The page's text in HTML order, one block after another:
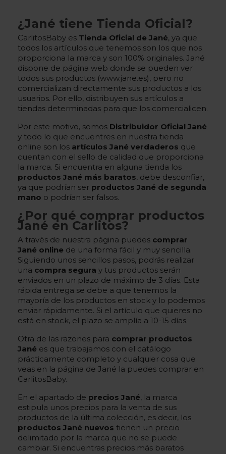
¿Jané tiene Tienda Oficial?
CarlitosBaby es Tienda Oficial de Jané, ya que
todos los artículos que tenemos son los que nos
proporciona la marca y son 100% originales. Jané
dispone de página web donde se pueden ver
todos sus productos (www.jane.es), pero no
comercializan directamente sus productos a los
usuarios. Por ello, distribuyen sus artículos a
tiendas determinadas para que los comercialicen.
Por este motivo, somos Distribuidor Oficial Jané
y todo lo que encuentres en nuestra tienda
online son los artículos Jané verdaderos que
cuentan con el sello de calidad que proporciona
la marca. Si encuentra en alguna tienda los
productos Jané más baratos, debe desconfiar,
ya que podrían ser productos Jané de segunda
mano o podrían ser falsos.
¿Por qué comprar productos
Jané en Carlitos?
A través de nuestra página puedes comprar
Jané online de una forma fácil y muy sencilla.
Siguiendo unos sencillos pasos, podrás realizar
una compra segura y tus productos serán
enviados en un plazo de máximo de 3 días. Esta
rápida entrega se debe a que tenemos la
mayoría de los productos en stock y lo podemos
enviar rápidamente. Si el artículo que quieres no
está en stock, el plazo se amplía a 10-15 días.
Otra de las razones para comprar productos
Jané es que trabajamos con el catálogo
prácticamente completo y cualquier cosa que
veas en la página de Jané la puedes comprar en
CarlitosBaby.
En el apartado de precios Jané, la marca
estipula unos precios para la venta de sus
productos de la última colección, es decir, los
productos Jané nuevos tienen un precio
delimitado por la marca que no se puede
cambiar. Si encuentras precios más baratos